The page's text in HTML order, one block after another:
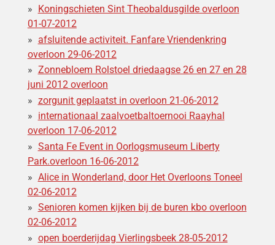
Koningschieten Sint Theobaldusgilde overloon
01-07-2012
afsluitende activiteit. Fanfare Vriendenkring
overloon 29-06-2012
Zonnebloem Rolstoel driedaagse 26 en 27 en 28
juni 2012 overloon
zorgunit geplaatst in overloon 21-06-2012
internationaal zaalvoetbaltoernooi Raayhal
overloon 17-06-2012
Santa Fe Event in Oorlogsmuseum Liberty
Park.overloon 16-06-2012
Alice in Wonderland, door Het Overloons Toneel
02-06-2012
Senioren komen kijken bij de buren kbo overloon
02-06-2012
open boerderijdag Vierlingsbeek 28-05-2012